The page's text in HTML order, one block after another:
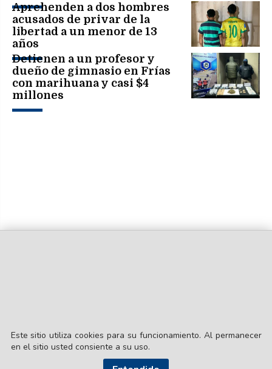
Aprehenden a dos hombres
acusados de privar de la
libertad a un menor de 13
años
Detienen a un profesor y
dueño de gimnasio en Frías
con marihuana y casi $4
millones
Este sitio utiliza cookies para su funcionamiento. Al permanecer
en el sitio usted consiente a su uso.